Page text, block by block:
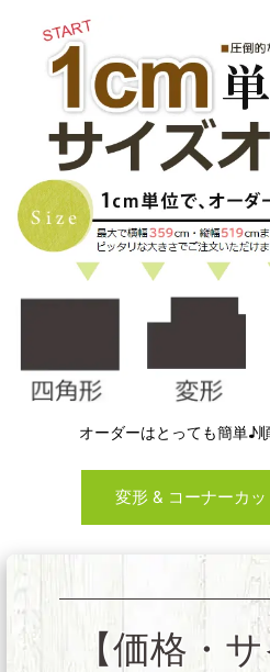
オーダーはとっても簡単♪
変形 & コーナーカ
【価格・